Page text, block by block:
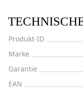
Produkt-ID
Marke
Garantie
EAN